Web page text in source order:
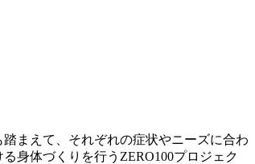
まえて、それぞれの症状やニーズに合わ
身体づくりを行うZERO100プロジェク